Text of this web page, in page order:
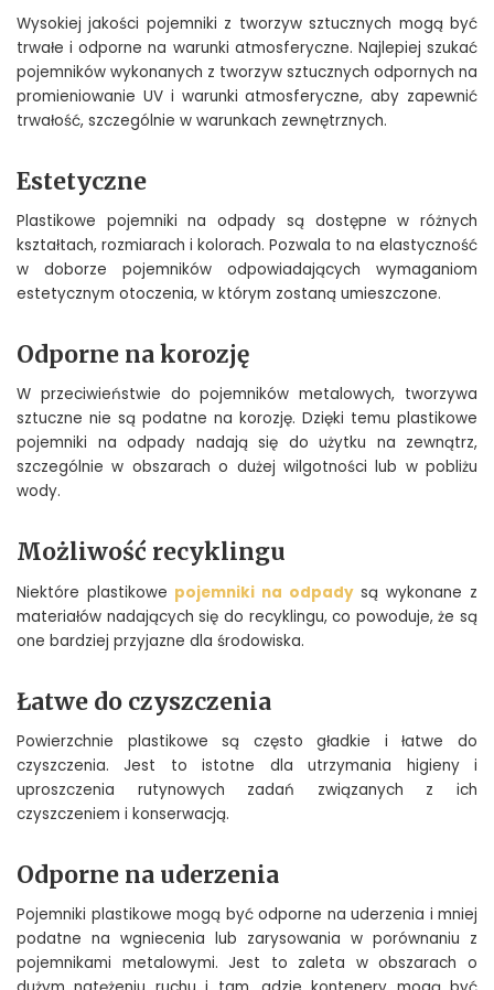
Wysokiej jakości pojemniki z tworzyw sztucznych mogą być
trwałe i odporne na warunki atmosferyczne. Najlepiej szukać
pojemników wykonanych z tworzyw sztucznych odpornych na
promieniowanie UV i warunki atmosferyczne, aby zapewnić
trwałość, szczególnie w warunkach zewnętrznych.
Estetyczne
Plastikowe pojemniki na odpady są dostępne w różnych
kształtach, rozmiarach i kolorach. Pozwala to na elastyczność
w doborze pojemników odpowiadających wymaganiom
estetycznym otoczenia, w którym zostaną umieszczone.
Odporne na korozję
W przeciwieństwie do pojemników metalowych, tworzywa
sztuczne nie są podatne na korozję. Dzięki temu plastikowe
pojemniki na odpady nadają się do użytku na zewnątrz,
szczególnie w obszarach o dużej wilgotności lub w pobliżu
wody.
Możliwość recyklingu
Niektóre plastikowe pojemniki na odpady są wykonane z
materiałów nadających się do recyklingu, co powoduje, że są
one bardziej przyjazne dla środowiska.
Łatwe do czyszczenia
Powierzchnie plastikowe są często gładkie i łatwe do
czyszczenia. Jest to istotne dla utrzymania higieny i
uproszczenia rutynowych zadań związanych z ich
czyszczeniem i konserwacją.
Odporne na uderzenia
Pojemniki plastikowe mogą być odporne na uderzenia i mniej
podatne na wgniecenia lub zarysowania w porównaniu z
pojemnikami metalowymi. Jest to zaleta w obszarach o